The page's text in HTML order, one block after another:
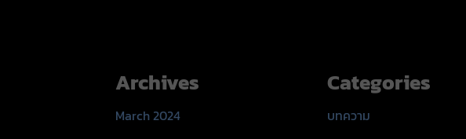
Archives
March 2024
Categories
บทความ